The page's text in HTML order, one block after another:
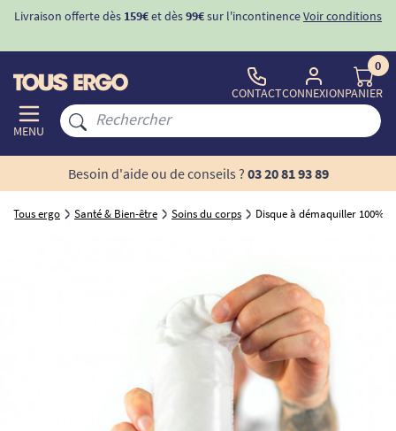
Livraison offerte dès 159€et dès99€sur l'incontinenceVoir conditions
MENU
CONTACTCONNEXION
0
PANIER
Besoin d'aide ou de conseils ? 03 20 81 93 89
Tous ergo Santé & Bien-être Soins du corps Disque à démaquiller 100%